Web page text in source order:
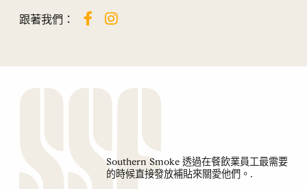
跟著我們：
Southern Smoke 透過在餐飲業員工最需要
的時候直接發放補貼來關愛他們。.